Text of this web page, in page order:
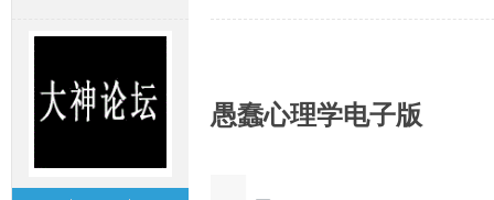
神
愚蠢心理学电子版